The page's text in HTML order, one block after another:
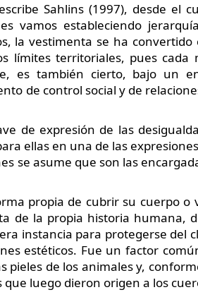
Sahlins (1997), desde el
vamos estableciendo
la vestimenta se ha
límites territoriales, pues cada
es también cierto, bajo un
de control social y de
de expresión de las
ellas en una de las
se asume que son las
propia de cubrir su cuerpo o
de la propia historia humana,
instancia para protegerse del
estéticos. Fue un factor
pieles de los animales y,
luego dieron origen a los